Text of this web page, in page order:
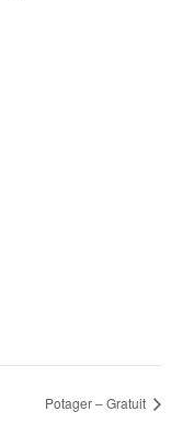
Potager – Gratuit